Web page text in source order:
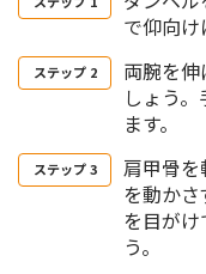
で仰向け
両腕を
しょう
ます。
肩甲骨
を動か
を目が
う。